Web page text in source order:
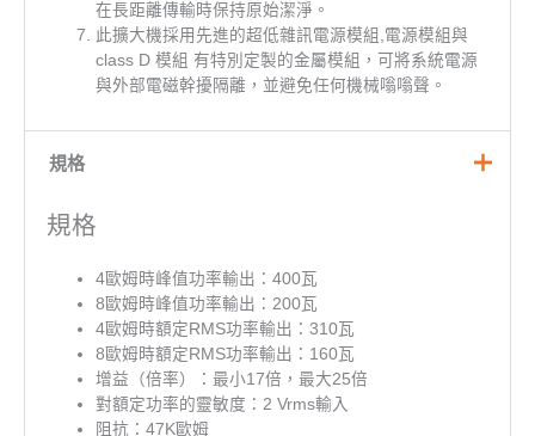
在長距離傳輸時保持原始潔淨。
此擴大機採用先進的超低雜訊電源模組,電源模組與
class D 模組 有特別定製的金屬模組，可將系統電源
與外部電磁幹擾隔離，並避免任何機械嗡嗡聲。
規格
規格
4歐姆時峰值功率輸出：400瓦
8歐姆時峰值功率輸出：200瓦
4歐姆時額定RMS功率輸出：310瓦
8歐姆時額定RMS功率輸出：160瓦
增益（倍率）：最小17倍，最大25倍
對額定功率的靈敏度：2 Vrms輸入
阻抗：47K歐姆